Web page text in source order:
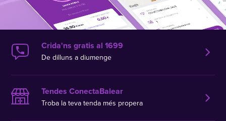
Crida'ns gratis al 1699
De dilluns a diumenge
Tendes ConectaBalear
Troba la teva tenda més propera